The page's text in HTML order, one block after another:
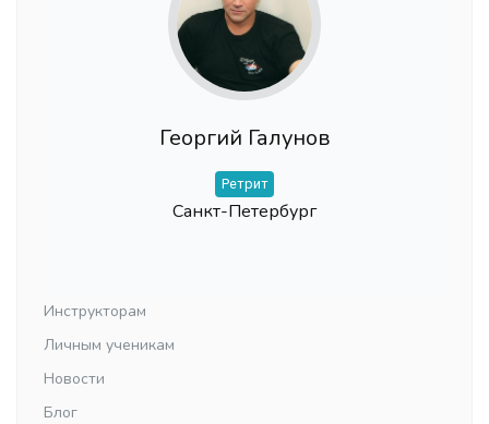
Георгий Галунов
Ретрит
Санкт-Петербург
Инструкторам
Личным ученикам
Новости
Блог